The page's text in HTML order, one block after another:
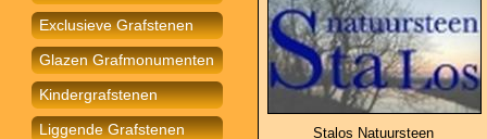
Exclusieve Grafstenen
Glazen Grafmonumenten
Kindergrafstenen
Liggende Grafstenen
Stalos Natuursteen